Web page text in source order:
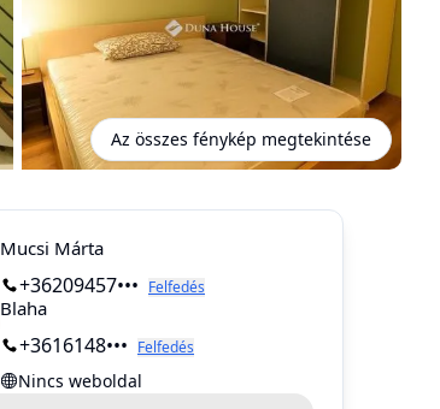
Az összes fénykép megtekintése
Mucsi Márta
+36209457••• Felfedés
Blaha
+3616148••• Felfedés
Nincs weboldal